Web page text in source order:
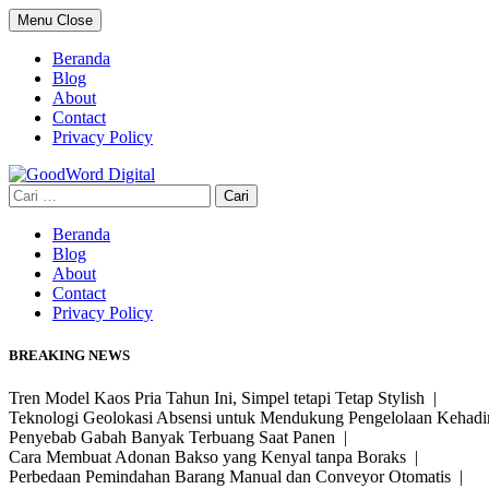
Skip
to
content
Menu Close
Beranda
Blog
About
Contact
Privacy Policy
Cari
untuk:
Beranda
Blog
About
Contact
Privacy Policy
BREAKING NEWS
Tren Model Kaos Pria Tahun Ini, Simpel tetapi Tetap Stylish |
Teknologi Geolokasi Absensi untuk Mendukung Pengelolaan
Penyebab Gabah Banyak Terbuang Saat Panen |
Cara Membuat Adonan Bakso yang Kenyal tanpa Boraks |
Perbedaan Pemindahan Barang Manual dan Conveyor Otomatis |